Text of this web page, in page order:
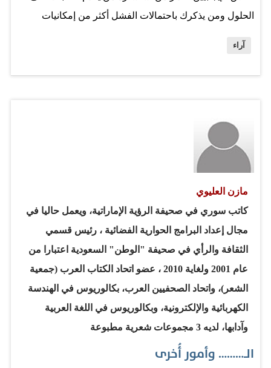
الحلول ومن يذكرك باحتمالات الفشل أكثر من إمكانيات
هؤلاء يبالغون في تحذيرك من الفشل وأنت تخطو خطواتك
في حياتنا هي تلك التي ندفع أثمانها. لا تكتئب حينما تفشل.
لكنك ستكون في موقف محرج مع نفسك ومع من حولك إن
كررت الفشل لأنك لم تتعلم من تجربة الفشل السابقة. حقاً:
"لا يلدغ المؤمن من جحر مرتين". المرة الأولى لك. أما الثانية
فهي عليك. ولهذا أكرر عليك النصيحة أن تحيط…
آراء
مازن العليوي
كاتب سوري في صحيفة الرؤية الإماراتية، ويعمل حاليا في
مجال إعداد البرامج الحوارية الفضائية ، رئيس قسمي
الثقافة والرأي في صحيفة "الوطن" السعودية اعتبارا من
عام 2001 ولغاية 2010 ، عضو اتحاد الكتاب العرب (جمعية
الشعر)، واتحاد الصحفيين العرب، بكالوريوس في الهندسة
الكهربائية والإلكترونية، وبكالوريوس في اللغة العربية
وآدابها، لديه 3 مجموعات شعرية مطبوعة
الــ……… وأمور أُخرى